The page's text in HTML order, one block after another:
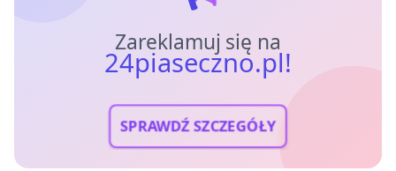
Zareklamuj się na
24piaseczno.pl!
SPRAWDŹ SZCZEGÓŁY